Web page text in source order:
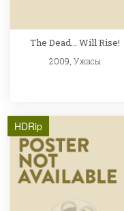
The Dead... Will Rise!
2009, Ужасы
HDRip